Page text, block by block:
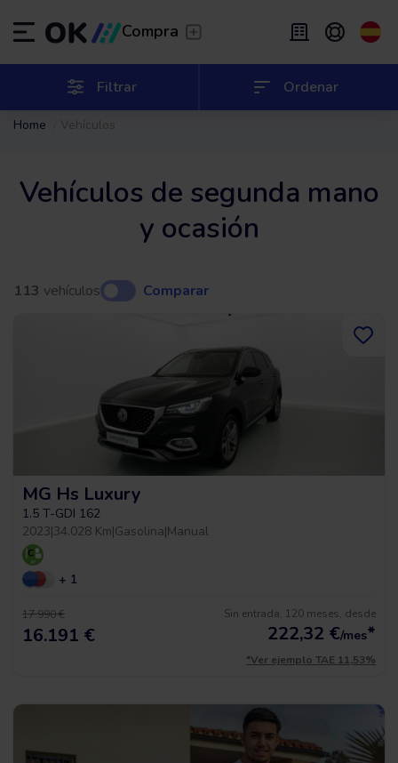
Compra
Transfer/ Deja que te lleven
Renting flexible De 2 a 9 meses
Filtrar Ordenar
Español (ES)
EN English (UK)
Home Vehículos
Vehículos de segunda mano
y ocasión
113 vehículos Comparar
MG Hs Luxury
1.5 T-GDI 162
2023|34.028 Km|Gasolina|Manual
+ 1
17.990 €
16.191 €
Sin entrada, 120 meses, desde
222,32 €/mes*
*Ver ejemplo TAE 11,53%